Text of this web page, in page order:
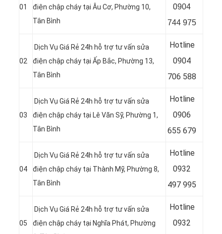
01
điện chập cháy tại Âu Cơ, Phường 10,
Tân Bình
0904
744 975
02
Dịch Vụ Giá Rẻ 24h hỗ trợ tư vấn sửa
điện chập cháy tại Ấp Bắc, Phường 13,
Tân Bình
Hotline
0904
706 588
03
Dịch Vụ Giá Rẻ 24h hỗ trợ tư vấn sửa
điện chập cháy tại Lê Văn Sỹ, Phường 1,
Tân Bình
Hotline
0906
655 679
04
Dịch Vụ Giá Rẻ 24h hỗ trợ tư vấn sửa
điện chập cháy tại Thành Mỹ, Phường 8,
Tân Bình
Hotline
0932
497 995
05
Dịch Vụ Giá Rẻ 24h hỗ trợ tư vấn sửa
điện chập cháy tại Nghĩa Phát, Phường
Hotline
0932